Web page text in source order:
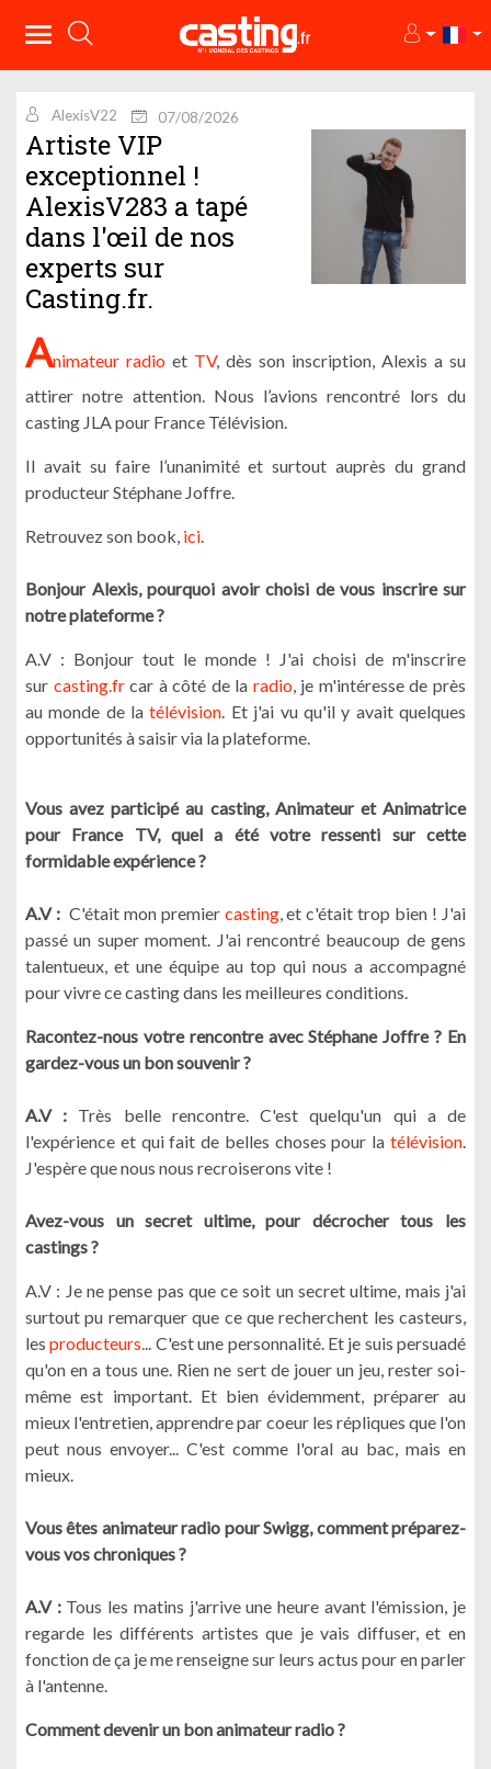
AlexisV22 07/08/2026
Artiste VIP
exceptionnel !
AlexisV283 a tapé
dans l'œil de nos
experts sur
Casting.fr.
Animateur radio et TV, dès son inscription, Alexis a su
attirer notre attention. Nous l’avions rencontré lors du
casting JLA pour France Télévision.
Il avait su faire l’unanimité et surtout auprès du grand
producteur Stéphane Joffre.
Retrouvez son book, ici.
Bonjour Alexis, pourquoi avoir choisi de vous inscrire sur
notre plateforme ?
A.V : Bonjour tout le monde ! J'ai choisi de m'inscrire
sur casting.frcar à côté de la radio, je m'intéresse de près
au monde de latélévision. Et j'ai vu qu'il y avait quelques
opportunités à saisir via la plateforme.
Vous avez participé au casting, Animateur et Animatrice
pour France TV, quel a été votre ressenti sur cette
formidable expérience ?
A.V : C'était mon premier casting, et c'était trop bien ! J'ai
passé un super moment. J'ai rencontré beaucoup de gens
talentueux, et une équipe au top qui nous a accompagné
pour vivre ce casting dans les meilleures conditions.
Racontez-nous votre rencontre avec Stéphane Joffre ? En
gardez-vous un bon souvenir ?
A.V : Très belle rencontre. C'est quelqu'un qui a de
l'expérience et qui fait de belles choses pour la télévision.
J'espère que nous nous recroiserons vite !
Avez-vous un secret ultime, pour décrocher tous les
castings ?
A.V : Je ne pense pas que ce soit un secret ultime, mais j'ai
surtout pu remarquer que ce que recherchent les casteurs,
lesproducteurs... C'est une personnalité. Et je suis persuadé
qu'on en a tous une. Rien ne sert de jouer un jeu, rester soi-
même est important. Et bien évidemment, préparer au
mieux l'entretien, apprendre par coeur les répliques que l'on
peut nous envoyer... C'est comme l'oral au bac, mais en
mieux.
Vous êtes animateur radio pour Swigg, comment préparez-
vous vos chroniques ?
A.V :Tous les matins j'arrive une heure avant l'émission, je
regarde les différents artistes que je vais diffuser, et en
fonction de ça je me renseigne sur leurs actus pour en parler
à l'antenne.
Comment devenir un bon animateur radio ?